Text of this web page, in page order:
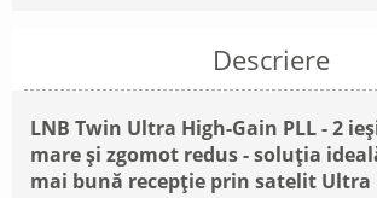
Descriere
LNB Twin Ultra High-Gain PLL - 2
mare și zgomot redus - soluția
mai bună recepție prin satelit Ultra